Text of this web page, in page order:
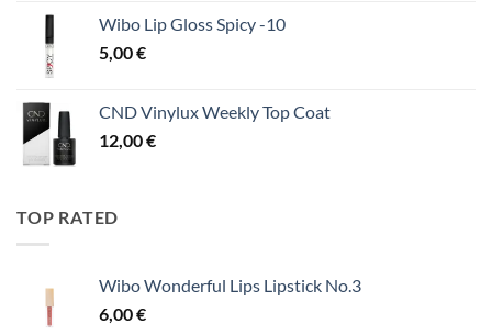
Wibo Lip Gloss Spicy -10
5,00€
CND Vinylux Weekly Top Coat
12,00€
TOP RATED
Wibo Wonderful Lips Lipstick No.3
6,00€